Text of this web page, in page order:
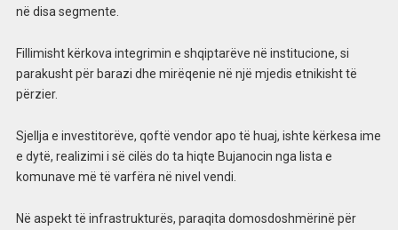
në disa segmente.
Fillimisht kërkova integrimin e shqiptarëve në institucione, si
parakusht për barazi dhe mirëqenie në një mjedis etnikisht të
përzier.
Sjellja e investitorëve, qoftë vendor apo të huaj, ishte kërkesa ime
e dytë, realizimi i së cilës do ta hiqte Bujanocin nga lista e
komunave më të varfëra në nivel vendi.
Në aspekt të infrastrukturës, paraqita domosdoshmërinë për